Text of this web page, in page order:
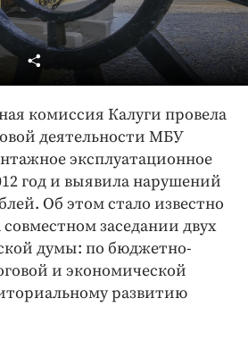
бизнес
года
комиссия Калуги провела
деятельности МБУ
эксплуатационное
год и выявила нарушений
Об этом стало известно
совместном заседании двух
думы: по бюджетно-
и экономической
развитию